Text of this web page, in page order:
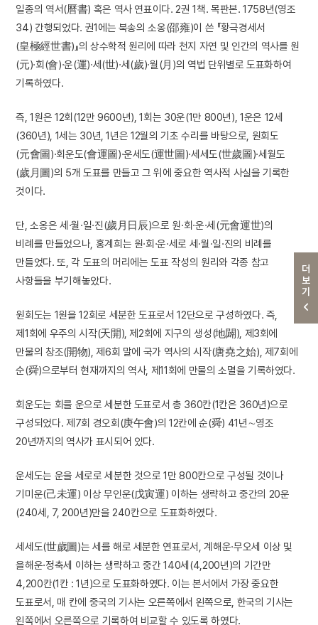
더보기
일종의 역서(曆書) 혹은 역사 연표이다. 2권 1책. 목판본. 1758년(영조
34) 간행되었다. 권1에는 북송의 소옹(邵雍)이 쓴 『황극경세서
(皇極經世書)』의 상수학적 원리에 따라 천지 자연 및 인간의 역사를 원
(元)·회(會)·운(運)·세(世)·세(歲)·월(月)의 역법 단위별로 도표화하여
기록하였다.
즉, 1원은 12회(12만 9600년), 1회는 30운(1만 800년), 1운은 12세
(360년), 1세는 30년, 1년은 12월의 기초 수리를 바탕으로, 원회도
(元會圖)·회운도(會運圖)·운세도(運世圖)·세세도(世歲圖)·세월도
(歲月圖)의 5개 도표를 만들고 그 위에 중요한 역사적 사실을 기록한
것이다.
단, 소옹은 세·월·일·진(歲月日辰)으로 원·회·운·세(元會運世)의
비례를 만들었으나, 홍계희는 원·회·운·세로 세·월·일·진의 비례를
만들었다. 또, 각 도표의 머리에는 도표 작성의 원리와 각종 참고
사항들을 부기해놓았다.
원회도는 1원을 12회로 세분한 도표로서 12단으로 구성하였다. 즉,
제1회에 우주의 시작(天開), 제2회에 지구의 생성(地闢), 제3회에
만물의 창조(開物), 제6회 말에 국가 역사의 시작(唐堯之始), 제7회에
순(舜)으로부터 현재까지의 역사, 제11회에 만물의 소멸을 기록하였다.
회운도는 회를 운으로 세분한 도표로서 총 360칸(1칸은 360년)으로
구성되었다. 제7회 경오회(庚午會)의 12칸에 순(舜) 41년∼영조
20년까지의 역사가 표시되어 있다.
운세도는 운을 세로로 세분한 것으로 1만 800칸으로 구성될 것이나
기미운(己未運) 이상 무인운(戊寅運) 이하는 생략하고 중간의 20운
(240세, 7, 200년)만을 240칸으로 도표화하였다.
세세도(世歲圖)는 세를 해로 세분한 연표로서, 계해운·무오세 이상 및
을해운·정축세 이하는 생략하고 중간 140세(4,200년)의 기간만
4,200칸(1칸 : 1년)으로 도표화하였다. 이는 본서에서 가장 중요한
도표로서, 매 칸에 중국의 기사는 오른쪽에서 왼쪽으로, 한국의 기사는
왼쪽에서 오른쪽으로 기록하여 비교할 수 있도록 하였다.